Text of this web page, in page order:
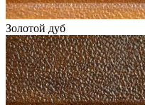
Золотой дуб